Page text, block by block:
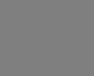
Sabe beber - se